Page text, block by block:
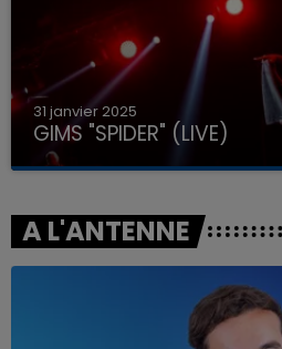
31 janvier 2025
GIMS "SPIDER" (LIVE)
A L'ANTENNE